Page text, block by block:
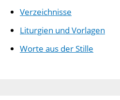
Verzeichnisse
Liturgien und Vorlagen
Worte aus der Stille